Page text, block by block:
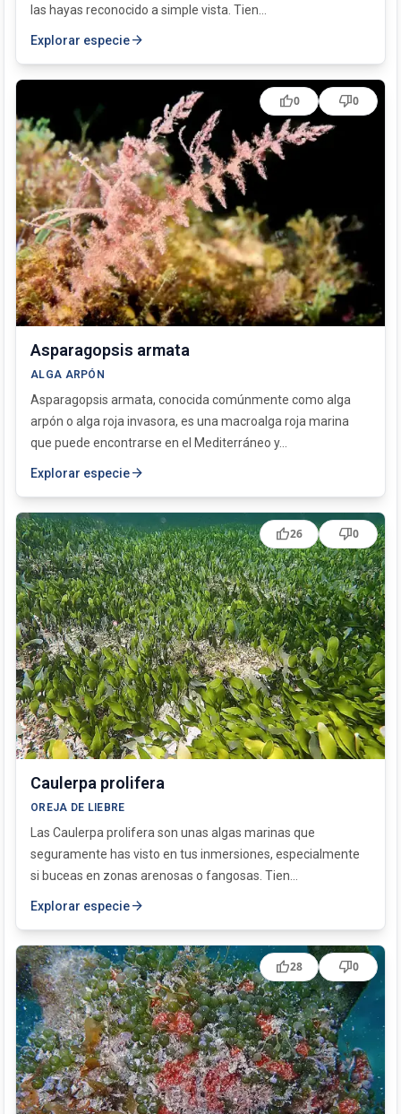
las hayas reconocido a simple vista. Tien...
Explorar especiearrow_forward
Asparagopsis armata
ALGA ARPÓN
Asparagopsis armata, conocida comúnmente como alga
arpón o alga roja invasora, es una macroalga roja marina
que puede encontrarse en el Mediterráneo y...
Explorar especiearrow_forward
thumb_up0 thumb_down0
Caulerpa prolifera
OREJA DE LIEBRE
Las Caulerpa prolifera son unas algas marinas que
seguramente has visto en tus inmersiones, especialmente
si buceas en zonas arenosas o fangosas. Tien...
Explorar especiearrow_forward
thumb_up26 thumb_down0
thumb_up28 thumb_down0